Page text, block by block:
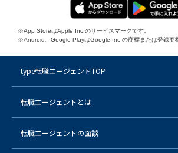
※App StoreはApple Inc.のサービスマークです。
※Android、Google PlayはGoogle Inc.の商標または登録商
type転職エージェントTOP
転職エージェントとは
転職エージェントの面談